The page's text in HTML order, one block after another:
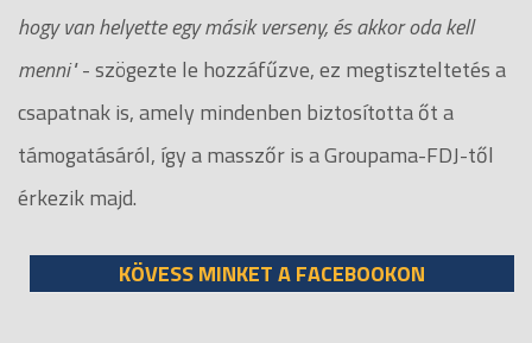
hogy van helyette egy másik verseny, és akkor oda kell
menni"- szögezte le hozzáfűzve, ez megtiszteltetés a
csapatnak is, amely mindenben biztosította őt a
támogatásáról, így a masszőr is a Groupama-FDJ-től
érkezik majd.
KÖVESS MINKET A FACEBOOKON